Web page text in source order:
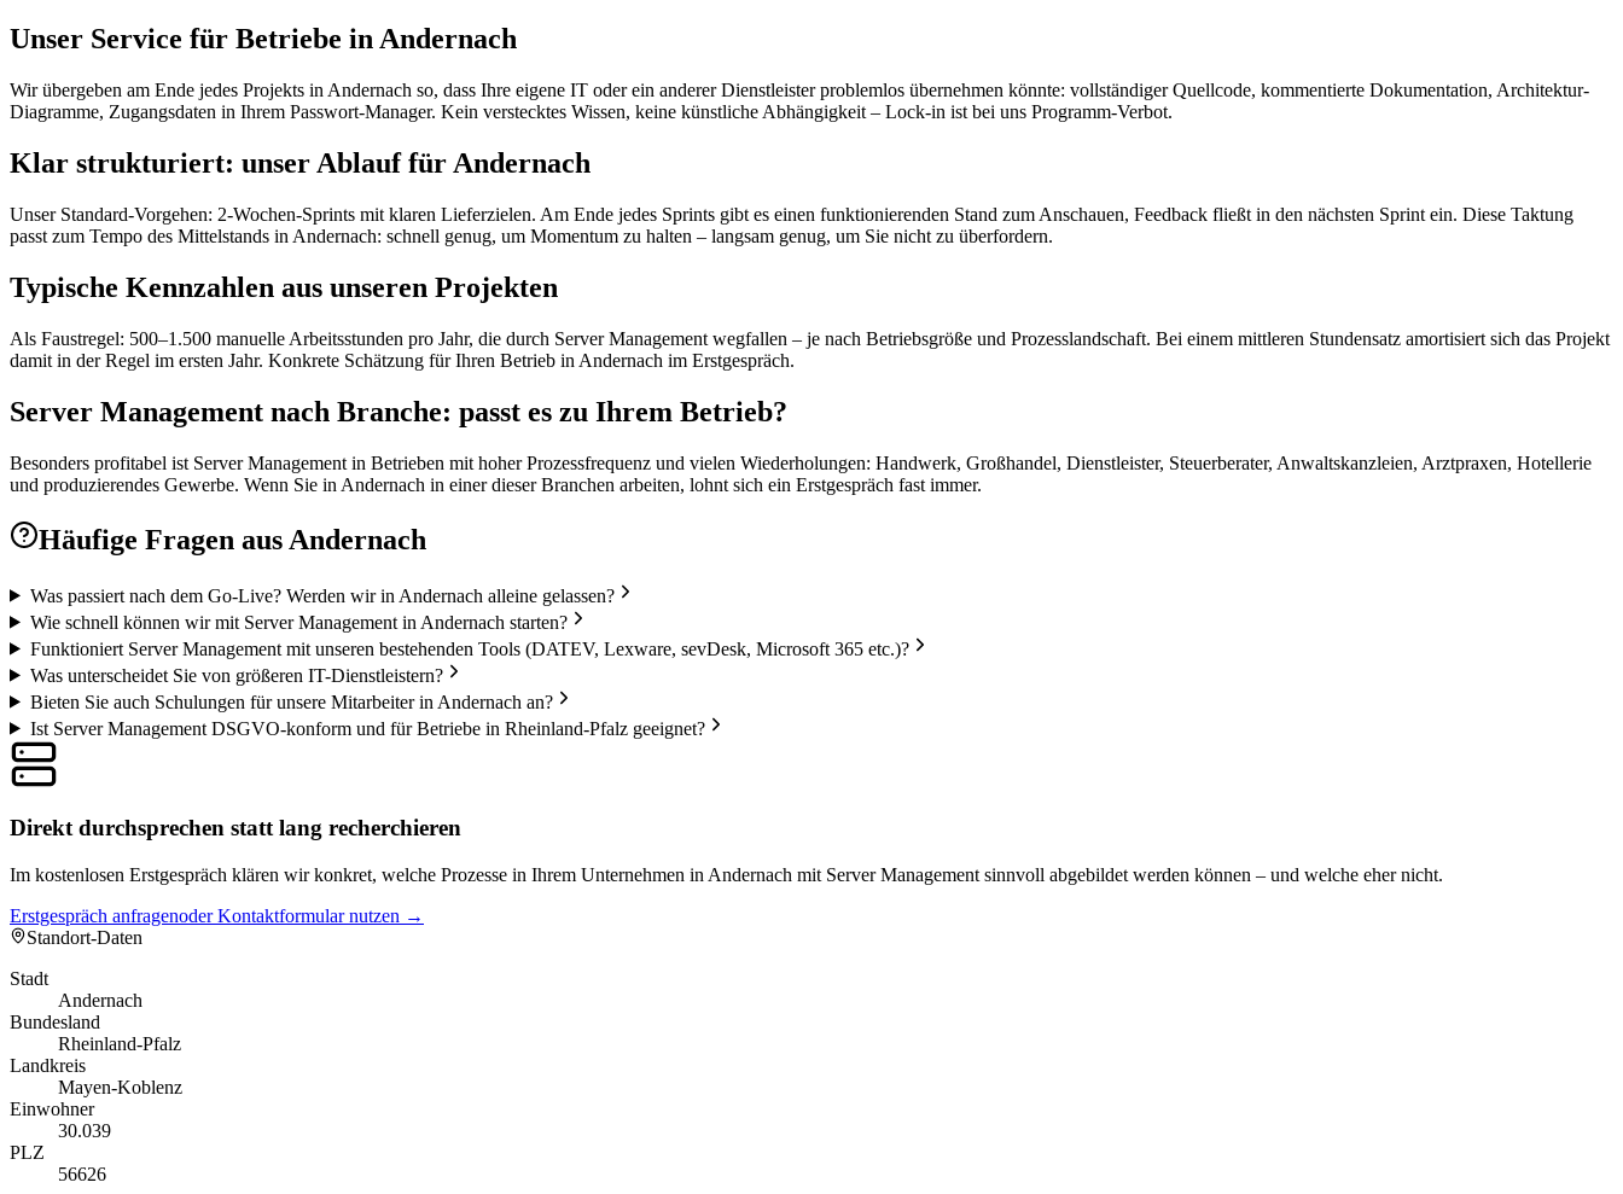
Unser Service für Betriebe in Andernach
Wir übergeben am Ende jedes Projekts in Andernach so, dass Ihre eigene IT oder ein anderer Dienstleister problemlos übernehmen könnte: vollständiger Quellcode, kommentierte Dokumentation, Architektur-
Diagramme, Zugangsdaten in Ihrem Passwort-Manager. Kein verstecktes Wissen, keine künstliche Abhängigkeit – Lock-in ist bei uns Programm-Verbot.
Klar strukturiert: unser Ablauf für Andernach
Unser Standard-Vorgehen: 2-Wochen-Sprints mit klaren Lieferzielen. Am Ende jedes Sprints gibt es einen funktionierenden Stand zum Anschauen, Feedback fließt in den nächsten Sprint ein. Diese Taktung
passt zum Tempo des Mittelstands in Andernach: schnell genug, um Momentum zu halten – langsam genug, um Sie nicht zu überfordern.
Typische Kennzahlen aus unseren Projekten
Als Faustregel: 500–1.500 manuelle Arbeitsstunden pro Jahr, die durch Server Management wegfallen – je nach Betriebsgröße und Prozesslandschaft. Bei einem mittleren Stundensatz amortisiert sich das Projekt
damit in der Regel im ersten Jahr. Konkrete Schätzung für Ihren Betrieb in Andernach im Erstgespräch.
Server Management nach Branche: passt es zu Ihrem Betrieb?
Besonders profitabel ist Server Management in Betrieben mit hoher Prozessfrequenz und vielen Wiederholungen: Handwerk, Großhandel, Dienstleister, Steuerberater, Anwaltskanzleien, Arztpraxen, Hotellerie
und produzierendes Gewerbe. Wenn Sie in Andernach in einer dieser Branchen arbeiten, lohnt sich ein Erstgespräch fast immer.
Häufige Fragen aus Andernach
Was passiert nach dem Go-Live? Werden wir in Andernach alleine gelassen?
Wie schnell können wir mit Server Management in Andernach starten?
Funktioniert Server Management mit unseren bestehenden Tools (DATEV, Lexware, sevDesk, Microsoft 365 etc.)?
Was unterscheidet Sie von größeren IT-Dienstleistern?
Bieten Sie auch Schulungen für unsere Mitarbeiter in Andernach an?
Ist Server Management DSGVO-konform und für Betriebe in Rheinland-Pfalz geeignet?
Direkt durchsprechen statt lang recherchieren
Im kostenlosen Erstgespräch klären wir konkret, welche Prozesse in Ihrem Unternehmen in Andernach mit Server Management sinnvoll abgebildet werden können – und welche eher nicht.
Erstgespräch anfragenoder Kontaktformular nutzen →
Standort-Daten
Stadt
Andernach
Bundesland
Rheinland-Pfalz
Landkreis
Mayen-Koblenz
Einwohner
30.039
PLZ
56626